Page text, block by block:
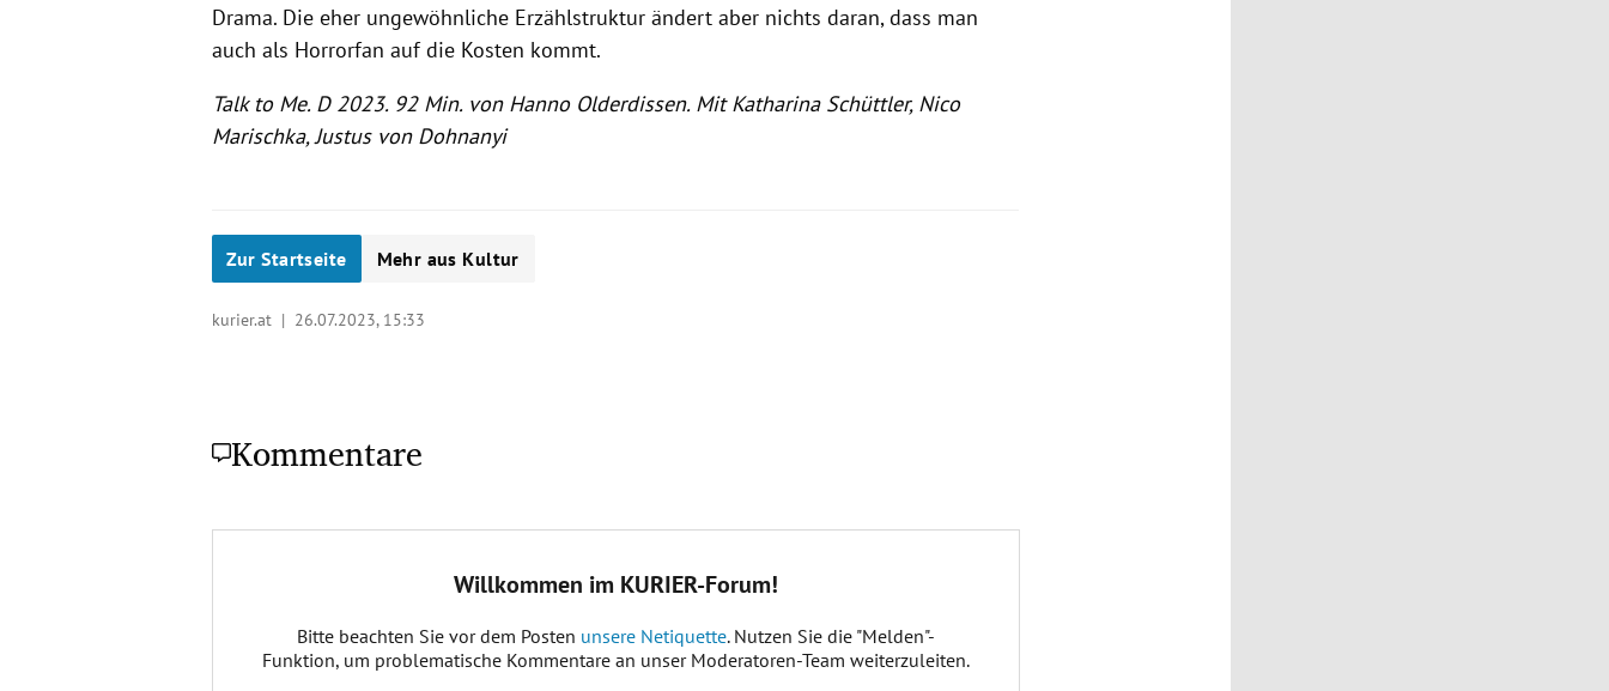
Drama. Die eher ungewöhnliche Erzählstruktur ändert aber nichts daran, dass man
auch als Horrorfan auf die Kosten kommt.
Talk to Me. D 2023. 92 Min. von Hanno Olderdissen. Mit Katharina Schüttler, Nico
Marischka, Justus von Dohnanyi
Zur Startseite Mehr aus Kultur
kurier.at | 26.07.2023, 15:33
Kommentare